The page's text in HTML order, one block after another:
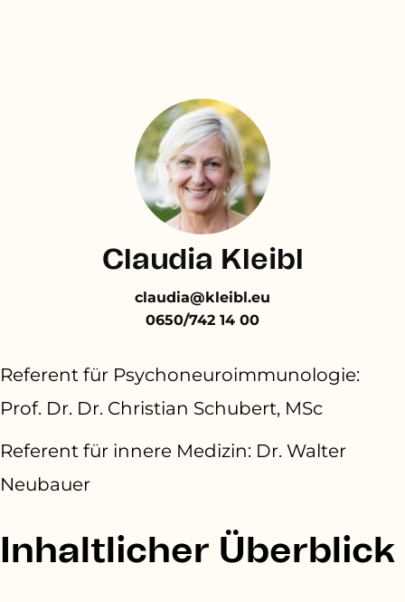
Claudia Kleibl
claudia@kleibl.eu
0650/742 14 00
Referent für Psychoneuroimmunologie:
Prof. Dr. Dr. Christian Schubert, MSc
Referent für innere Medizin: Dr. Walter
Neubauer
Inhaltlicher Überblick